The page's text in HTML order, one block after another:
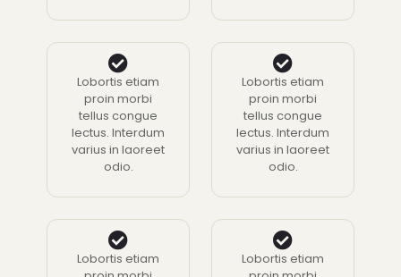
Lobortis etiam
proin morbi
tellus congue
lectus. Interdum
varius in laoreet
odio.
Lobortis etiam
proin morbi
tellus congue
lectus. Interdum
varius in laoreet
odio.
Lobortis etiam
Lobortis etiam